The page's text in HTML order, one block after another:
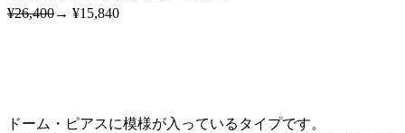
¥26,400→ ¥15,840
ドーム・ピアスに模様が入っているタイプです。